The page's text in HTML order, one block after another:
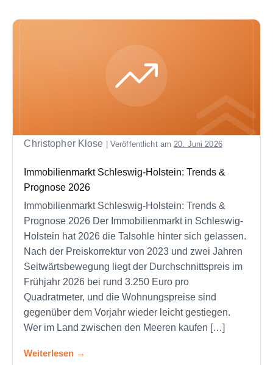
Immobilienmarkt Schleswig-Holstein: Trends &
Prognose 2026
Christopher Klose Veröffentlicht am 20. Juni 2026
Immobilienmarkt Schleswig-Holstein: Trends &
Prognose 2026 Der Immobilienmarkt in Schleswig-
Holstein hat 2026 die Talsohle hinter sich gelassen.
Nach der Preiskorrektur von 2023 und zwei Jahren
Seitwärtsbewegung liegt der Durchschnittspreis im
Frühjahr 2026 bei rund 3.250 Euro pro
Quadratmeter, und die Wohnungspreise sind
gegenüber dem Vorjahr wieder leicht gestiegen.
Wer im Land zwischen den Meeren kaufen […]
Weiterlesen